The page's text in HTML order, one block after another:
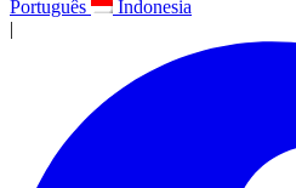
Português
Indonesia
|